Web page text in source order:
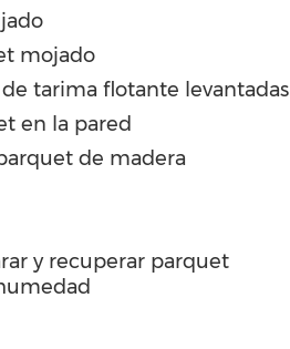
mojado
tarima flotante levantadas
en la pared
de madera
y recuperar parquet